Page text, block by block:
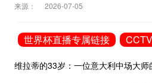
来源： 2026-07-05
世界杯直播专属链接
维拉蒂的33岁：一位意大利中场大师